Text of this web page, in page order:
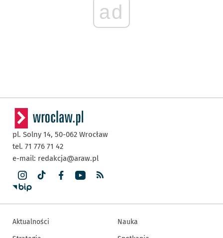
ad
pl. Solny 14, 50-062 Wrocław
tel. 71 776 71 42
e-mail: redakcja@araw.pl
Aktualności
Nauka